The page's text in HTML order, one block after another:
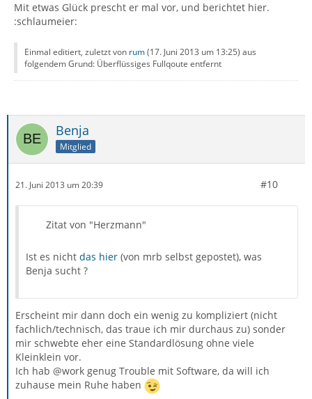
Mit etwas Glück prescht er mal vor, und berichtet hier.
:schlaumeier:
Einmal editiert, zuletzt von rum(17. Juni 2013 um 13:25) aus
folgendem Grund: Überflüssiges Fullqoute entfernt
Benja
Mitglied
21. Juni 2013 um 20:39 #10
Zitat von "Herzmann"
Ist es nicht das hier (von mrb selbst gepostet), was
Benja sucht ?
Erscheint mir dann doch ein wenig zu kompliziert (nicht
fachlich/technisch, das traue ich mir durchaus zu) sonder
mir schwebte eher eine Standardlösung ohne viele
Kleinklein vor.
Ich hab @work genug Trouble mit Software, da will ich
zuhause mein Ruhe haben